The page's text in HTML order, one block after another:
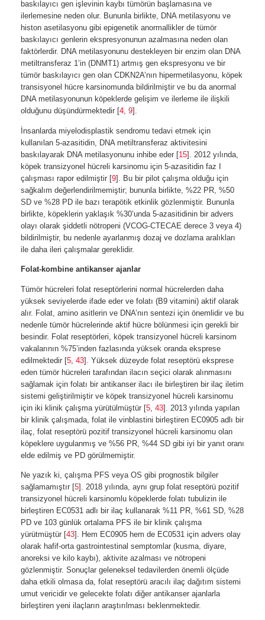
baskılayıcı gen işlevinin kaybı tümörün başlamasına ve
ilerlemesine neden olur. Bununla birlikte, DNA metilasyonu ve
histon asetilasyonu gibi epigenetik anormallikler de tümör
baskılayıcı genlerin ekspresyonunun azalmasına neden olan
faktörlerdir. DNA metilasyonunu destekleyen bir enzim olan DNA
metiltransferaz 1’in (DNMT1) artmış gen ekspresyonu ve bir
tümör baskılayıcı gen olan CDKN2A’nın hipermetilasyonu, köpek
transisyonel hücre karsinomunda bildirilmiştir ve bu da anormal
DNA metilasyonunun köpeklerde gelişim ve ilerleme ile ilişkili
olduğunu düşündürmektedir [4 9].
İnsanlarda miyelodisplastik sendromu tedavi etmek için
kullanılan 5-azasitidin, DNA metiltransferaz aktivitesini
baskılayarak DNA metilasyonunu inhibe eder [15]. 2012 yılında,
köpek transizyonel hücreli karsinomu için 5-azasitidin faz I
çalışması rapor edilmiştir [9]. Bu bir pilot çalışma olduğu için
sağkalım değerlendirilmemiştir; bununla birlikte, %22 PR, %50
SD ve %28 PD ile bazı terapötik etkinlik gözlenmiştir. Bununla
birlikte, köpeklerin yaklaşık %30’unda 5-azasitidinin bir advers
olayı olarak şiddetli nötropeni (VCOG-CTECAE derece 3 veya 4)
bildirilmiştir, bu nedenle ayarlanmış dozaj ve dozlama aralıkları
ile daha ileri çalışmalar gereklidir.
Folat-kombine antikanser ajanlar
Tümör hücreleri folat reseptörlerini normal hücrelerden daha
yüksek seviyelerde ifade eder ve folatı (B9 vitamini) aktif olarak
alır. Folat, amino asitlerin ve DNA’nın sentezi için önemlidir ve bu
nedenle tümör hücrelerinde aktif hücre bölünmesi için gerekli bir
besindir. Folat reseptörleri, köpek transizyonel hücreli karsinom
vakalarının %75’inden fazlasında yüksek oranda eksprese
edilmektedir [5 43]. Yüksek düzeyde folat reseptörü eksprese
eden tümör hücreleri tarafından ilacın seçici olarak alınmasını
sağlamak için folatı bir antikanser ilacı ile birleştiren bir ilaç iletim
sistemi geliştirilmiştir ve köpek transizyonel hücreli karsinomu
için iki klinik çalışma yürütülmüştür [5 43]. 2013 yılında yapılan
bir klinik çalışmada, folat ile vinblastini birleştiren EC0905 adlı bir
ilaç, folat reseptörü pozitif transizyonel hücreli karsinomu olan
köpeklere uygulanmış ve %56 PR, %44 SD gibi iyi bir yanıt oranı
elde edilmiş ve PD görülmemiştir.
Ne yazık ki, çalışma PFS veya OS gibi prognostik bilgiler
sağlamamıştır [5]. 2018 yılında, aynı grup folat reseptörü pozitif
transizyonel hücreli karsinomlu köpeklerde folatı tubulizin ile
birleştiren EC0531 adlı bir ilaç kullanarak %11 PR, %61 SD, %28
PD ve 103 günlük ortalama PFS ile bir klinik çalışma
yürütmüştür [43]. Hem EC0905 hem de EC0531 için advers olay
olarak hafif-orta gastrointestinal semptomlar (kusma, diyare,
anoreksi ve kilo kaybı), aktivite azalması ve nötropeni
gözlenmiştir. Sonuçlar geleneksel tedavilerden önemli ölçüde
daha etkili olmasa da, folat reseptörü aracılı ilaç dağıtım sistemi
umut vericidir ve gelecekte folatı diğer antikanser ajanlarla
birleştiren yeni ilaçların araştırılması beklenmektedir.